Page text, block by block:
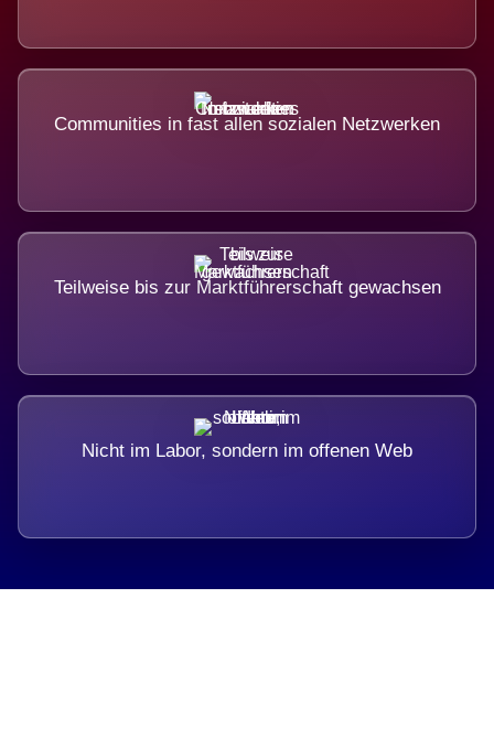
Communities in fast allen sozialen Netzwerken
Teilweise bis zur Marktführerschaft gewachsen
Nicht im Labor, sondern im offenen Web